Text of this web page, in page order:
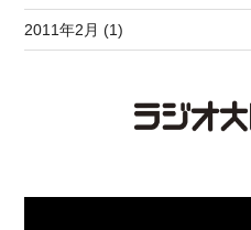
2011年2月 (1)